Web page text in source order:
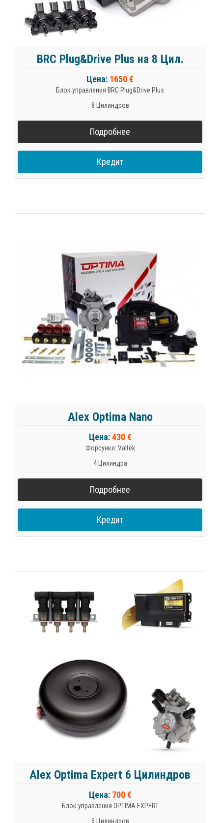
BRC Plug&Drive Plus на 8 Цил.
Цена: 1650 €
Блок управления BRC Plug&Drive Plus
8 Цилиндров
Подробнее
Кредит
Alex Optima Nano
Цена:430 €
Форсунки: Valtek
4 Цилиндра
Подробнее
Кредит
Alex Optima Expert 6 Цилиндров
Цена: 700 €
Блок управления OPTIMA EXPERT
6 Цилиндров